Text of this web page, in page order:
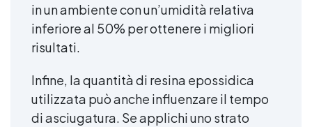
in un ambiente con un’umidità relativa
inferiore al 50% per ottenere i migliori
risultati.
Infine, la quantità di resina epossidica
utilizzata può anche influenzare il tempo
di asciugatura. Se applichi uno strato